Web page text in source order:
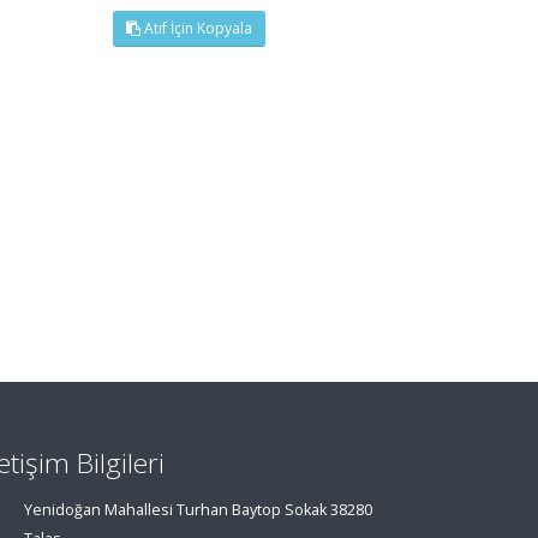
Atıf İçin Kopyala
Bilgileri
Yenidoğan Mahallesi Turhan Baytop Sokak 38280